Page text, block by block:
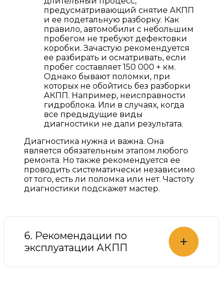
предусматривающий снятие АКПП
и ее подетальную разборку. Как
правило, автомобили с небольшим
пробегом не требуют дефектовки
коробки. Зачастую рекомендуется
ее разбирать и осматривать, если
пробег составляет 150 000 + км.
Однако бывают поломки, при
которых не обойтись без разборки
АКПП. Например, неисправности
гидроблока. Или в случаях, когда
все предыдущие виды
диагностики не дали результата.
Диагностика нужна и важна. Она
является обязательным этапом любого
ремонта. Но также рекомендуется ее
проводить систематически независимо
от того, есть ли поломка или нет. Частоту
диагностики подскажет мастер.
6. Рекомендации по
эксплуатации АКПП
+